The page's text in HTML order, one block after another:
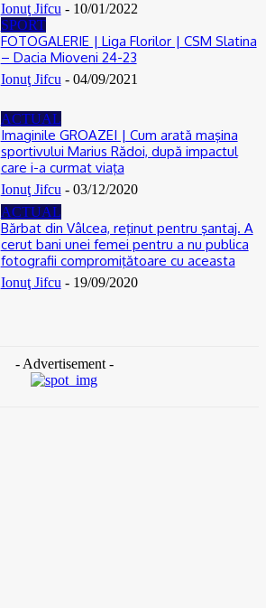
Ionuţ Jifcu - 10/01/2022
SPORT
FOTOGALERIE | Liga Florilor | CSM Slatina
– Dacia Mioveni 24-23
Ionuţ Jifcu - 04/09/2021
ACTUAL
Imaginile GROAZEI | Cum arată maşina
sportivului Marius Rădoi, după impactul
care i-a curmat viaţa
Ionuţ Jifcu - 03/12/2020
ACTUAL
Bărbat din Vâlcea, reţinut pentru şantaj. A
cerut bani unei femei pentru a nu publica
fotografii compromiţătoare cu aceasta
Ionuţ Jifcu - 19/09/2020
- Advertisement -